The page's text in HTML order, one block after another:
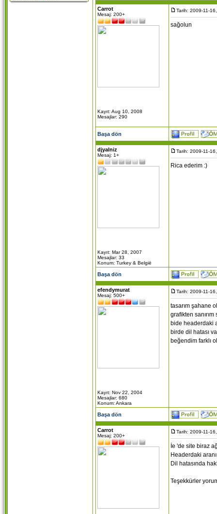
Carrot
Mesaj: 200+
Kayıt: Aug 10, 2008
Mesajlar: 290
Tarih: 2009-11-
sağolun
Başa dön
djyalniz
Mesaj: 1+
Kayıt: Mar 28, 2007
Mesajlar: 33
Konum: Turkey & België
Tarih: 2009-11-
Rica ederim :)
Başa dön
efendymurat
Mesaj: 500+
Kayıt: Nov 22, 2004
Mesajlar: 680
Konum: Ankara
Tarih: 2009-11-
tasarım şahane
grafikten sanırım
bide headerdaki
birde dil hatası
beğendim farklı
Başa dön
Carrot
Mesaj: 200+
Tarih: 2009-11-
İe 'de site biraz
Headerdaki
Dil hatasında
Teşekkürler